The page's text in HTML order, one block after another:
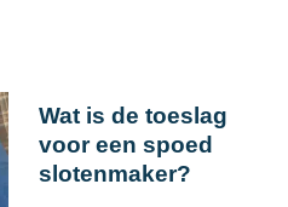
Wat is de toeslag
voor een spoed
slotenmaker?